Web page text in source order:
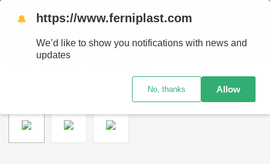
🔔 https://www.ferniplast.com
We’d like to show you notifications with news and
updates
No, thanks Allow